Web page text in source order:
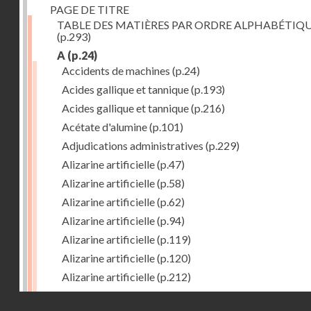
PAGE DE TITRE
TABLE DES MATIÈRES PAR ORDRE
(p.293)
A (p.24)
Accidents de machines (p.24)
Acides gallique et tannique(p.193)
Acides gallique et tannique(p.216)
Acétate d'alumine(p.101)
Adjudications administratives (p.229)
Alizarine artificielle(p.47)
Alizarine artificielle(p.58)
Alizarine artificielle(p.62)
Alizarine artificielle(p.94)
Alizarine artificielle(p.119)
Alizarine artificielle(p.120)
Alizarine artificielle(p.212)
Alizarine artificielle(p.256)